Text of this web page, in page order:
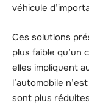
véhicule
Ces solutions
plus faible qu’un
elles impliquent
l’automobile
sont plus